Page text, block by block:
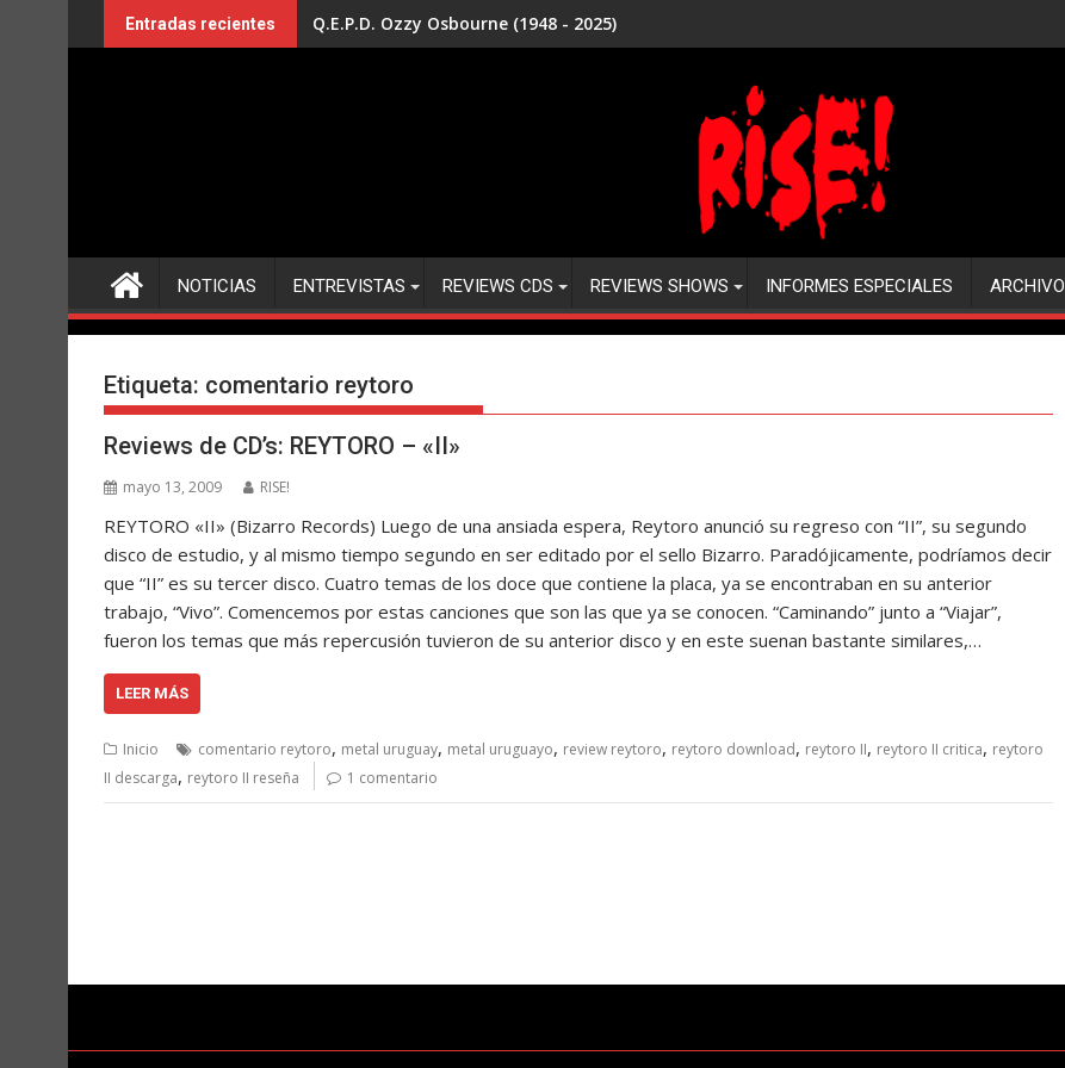
al
Entradas recientes Q.E.P.D. Ozzy Osbourne (1948 - 2025)
NOTICIAS ENTREVISTAS REVIEWS CDS REVIEWS SHOWS INFORMES ESPECIALES ARCHIVO
Etiqueta: comentario reytoro
Reviews de CD’s: REYTORO – «II»
mayo 13, 2009 RISE!
REYTORO «II» (Bizarro Records) Luego de una ansiada espera, Reytoro anunció su regreso con “II”, su segundo
disco de estudio, y al mismo tiempo segundo en ser editado por el sello Bizarro. Paradójicamente, podríamos decir
que “II” es su tercer disco. Cuatro temas de los doce que contiene la placa, ya se encontraban en su anterior
trabajo, “Vivo”. Comencemos por estas canciones que son las que ya se conocen. “Caminando” junto a “Viajar”,
fueron los temas que más repercusión tuvieron de su anterior disco y en este suenan bastante similares,…
LEER MÁS
Inicio comentario reytoro, metal uruguay, metal uruguayo, review reytoro, reytoro download, reytoro II, reytoro II critica, reytoro
II descarga, reytoro II reseña 1 comentario